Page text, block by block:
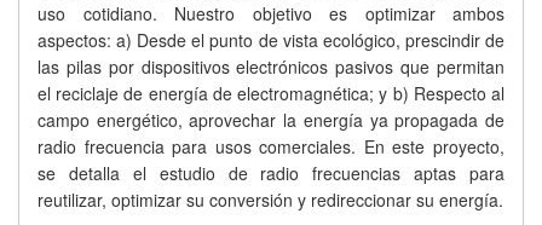
uso cotidiano. Nuestro objetivo es optimizar ambos
aspectos: a) Desde el punto de vista ecológico, prescindir de
las pilas por dispositivos electrónicos pasivos que permitan
el reciclaje de energía de electromagnética; y b) Respecto al
campo energético, aprovechar la energía ya propagada de
radio frecuencia para usos comerciales. En este proyecto,
se detalla el estudio de radio frecuencias aptas para
reutilizar, optimizar su conversión y redireccionar su energía.